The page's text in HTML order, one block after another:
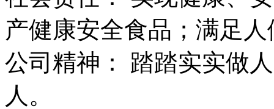
产健康安全食品；满足
公司精神： 踏踏实实做
人。